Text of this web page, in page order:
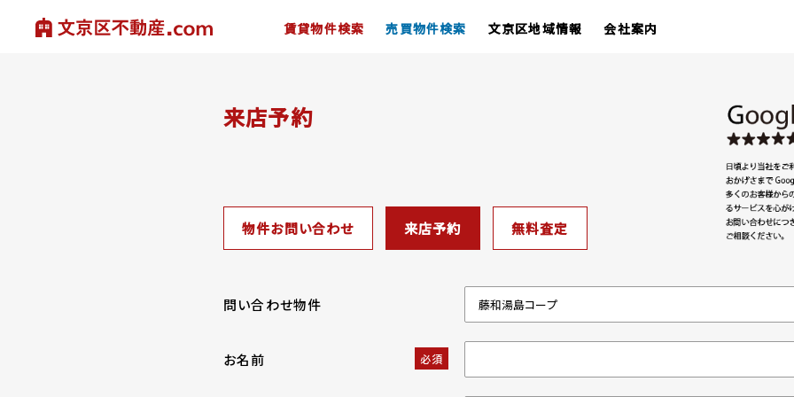
賃貸物件検索 売買物件検索 文京区地域情報 会社案内
来店予約
物件お問い合わせ 来店予約 無料査定
問い合わせ物件
お名前 必須